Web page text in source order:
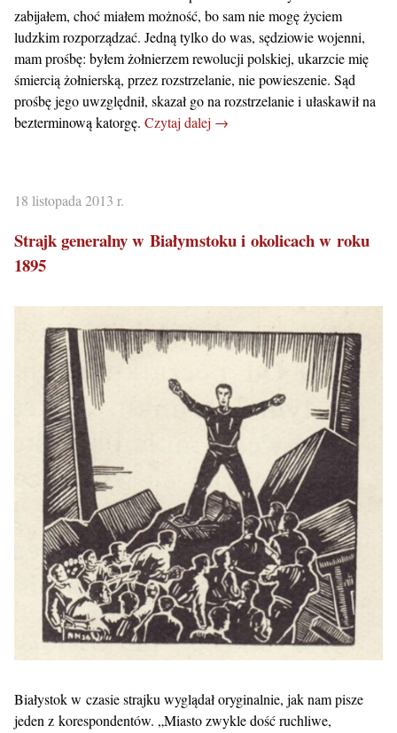
zabijałem, choć miałem możność, bo sam nie mogę życiem
ludzkim rozporządzać. Jedną tylko do was, sędziowie wojenni,
mam prośbę: byłem żołnierzem rewolucji polskiej, ukarzcie mię
śmiercią żołnierską, przez rozstrzelanie, nie powieszenie. Sąd
prośbę jego uwzględnił, skazał go na rozstrzelanie i ułaskawił na
bezterminową katorgę. Czytaj dalej →
18 listopada 2013 r.
Strajk generalny w Białymstoku i okolicach w roku
1895
Białystok w czasie strajku wyglądał oryginalnie, jak nam pisze
jeden z korespondentów. „Miasto zwykle dość ruchliwe,